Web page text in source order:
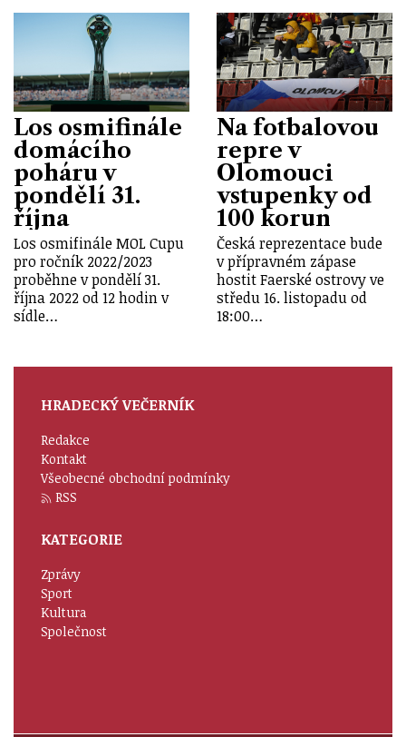
Los osmifinále
domácího
poháru v
pondělí 31.
října
Los osmifinále MOL Cupu
pro ročník 2022/2023
proběhne v pondělí 31.
října 2022 od 12 hodin v
sídle…
Na fotbalovou
repre v
Olomouci
vstupenky od
100 korun
Česká reprezentace bude
v přípravném zápase
hostit Faerské ostrovy ve
středu 16. listopadu od
18:00…
HRADECKÝ VEČERNÍK
Redakce
Kontakt
Všeobecné obchodní podmínky
RSS
KATEGORIE
Zprávy
Sport
Kultura
Společnost